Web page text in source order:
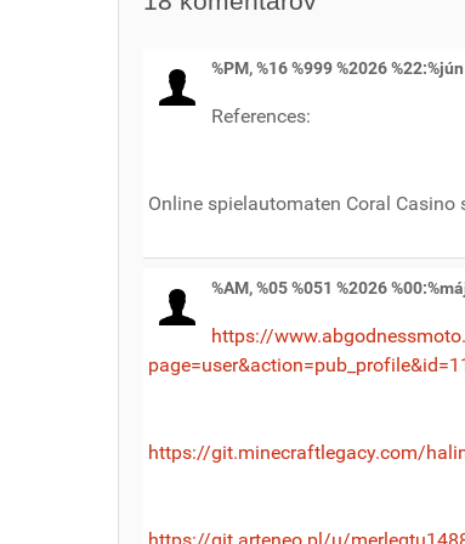
%PM, %16 %999 %2026 %22:%jún
References:
Online spielautomaten Coral Casino
%AM, %05 %051 %2026
https://
https://git.minecraftlegacy.com/
https://git.arteneo.pl/u/